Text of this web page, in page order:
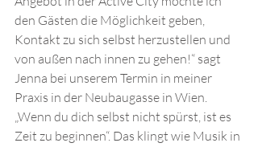
den Gästen die Möglichkeit geben,
Kontakt zu sich selbst herzustellen und
von außen nach innen zu gehen!“ sagt
Jenna bei unserem Termin in meiner
Praxis in der Neubaugasse in Wien.
„Wenn du dich selbst nicht spürst, ist es
Zeit zu beginnen“. Das klingt wie Musik in